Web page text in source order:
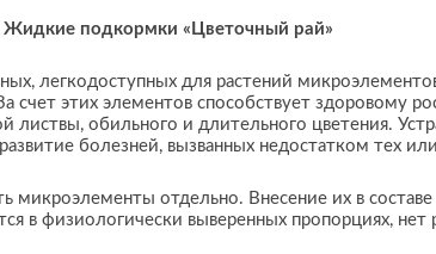
Жидкие подкормки «Цветочный рай»
легкодоступных для растений
счет этих элементов способствует здоровому
листвы, обильного и длительного цветения.
болезней, вызванных недостатком тех
микроэлементы отдельно. Внесение их в
в физиологически выверенных пропорциях, нет